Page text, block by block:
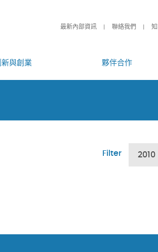
最新內部資訊 聯絡我們
與創業 夥伴合作
Filter 2010